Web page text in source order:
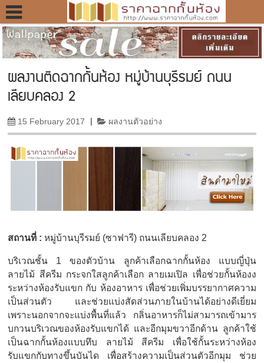
ผลงานติดฉากกั้นห้อง หมู่บ้านบุรีรมย์ ถนน
เลียบคลอง 2
15 February 2017 ผลงานตัวอย่าง
สถานที่ : หมู่บ้านบุรีรมย์ (ซาฟารี) ถนนเลียบคลอง 2
บริเวณชั้น 1 ของตัวบ้าน ลูกค้าเลือกฉากกั้นห้อง แบบญี่ปุ่น
ลายไม้ สีครีม กระจกใสลูกค้าเลือก ลายเมเปิล เพื่อช่วยกั้นห้องง
ระหว่างห้องรับแขก กับ ห้องอาหาร เพื่อช่วยเพิ่มบรรยากาศความ
เป็นส่วนตัว และช่วยแบ่งสัดส่วนภายในบ้านได้อย่างดีเยี่ยม
เพราะนอกจากจะแบ่งพื้นที่แล้ว กลิ่นอาหารก็ไม่สามารถเข้ามาร
บกวนบริเวณของห้องรับแขกได้ และอีกมุมขวาอีกด้าน ลูกค้าใช้
เป็นฉากกั้นห้องแบบทึบ ลายไม้ สีครีม เพื่อใช้กั้นระหว่างห้อง
รับแขกกับทางขึ้นบันได เพื่อสร้างความเป็นส่วนตัวอีกมุม ช่วย